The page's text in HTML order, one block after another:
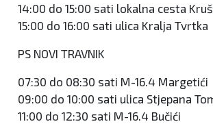
14:00 do 15:00 sati lokalna cesta
15:00 do 16:00 sati ulica Kralja Tvrtka
PS NOVI TRAVNIK
07:30 do 08:30 sati M-16.4 Margetići
09:00 do 10:00 sati ulica Stjepana
11:00 do 12:30 sati M-16.4 Bučići